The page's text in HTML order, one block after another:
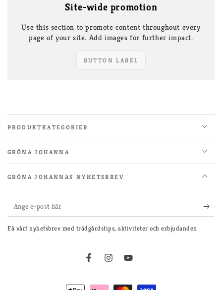
Site-wide promotion
Use this section to promote content throughout every
page of your site. Add images for further impact.
BUTTON LABEL
PRODUKTKATEGORIER
GRÖNA JOHANNA
GRÖNA JOHANNAS NYHETSBREV
Ange
e-
post
Få vårt nyhetsbrev med trädgårdstips, aktiviteter och erbjudanden
FacebookInstagramYouTube